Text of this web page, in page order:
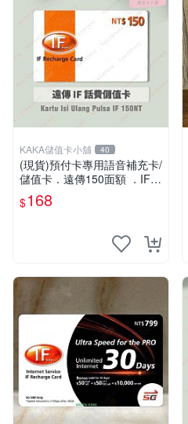
KAKA儲值卡小舖 40
(現貨)預付卡專用語音補充卡/
儲值卡．遠傳150面額 ．IF 1
50 [KAKA儲值卡小舖]
$168